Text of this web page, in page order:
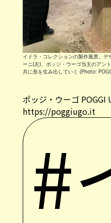
イドラ・コレクションの製作風景。
ーニ(左)、ポッジ・ウーゴ当主のアン
共に形を生み出していく (Photo:
ポッジ・ウーゴ POGGI
https://poggiugo.it
#